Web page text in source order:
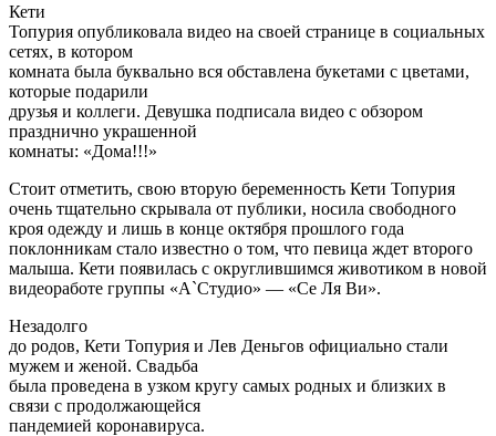
Кети
Топурия опубликовала видео на своей странице в социальных
сетях, в котором
комната была буквально вся обставлена букетами с цветами,
которые подарили
друзья и коллеги. Девушка подписала видео с обзором
празднично украшенной
комнаты: «Дома!!!»
Стоит отметить, свою вторую беременность Кети Топурия
очень тщательно скрывала от публики, носила свободного
кроя одежду и лишь в конце октября прошлого года
поклонникам стало известно о том, что певица ждет второго
малыша. Кети появилась с округлившимся животиком в новой
видеоработе группы «А`Студио» — «Се Ля Ви».
Незадолго
до родов, Кети Топурия и Лев Деньгов официально стали
мужем и женой. Свадьба
была проведена в узком кругу самых родных и близких в
связи с продолжающейся
пандемией коронавируса.